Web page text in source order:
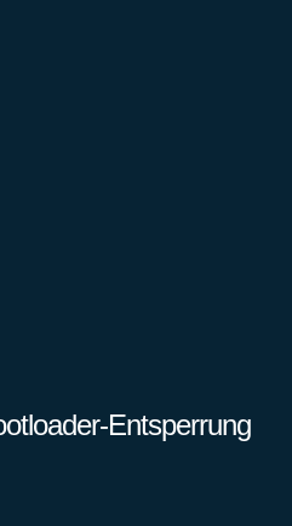
Entsperrung